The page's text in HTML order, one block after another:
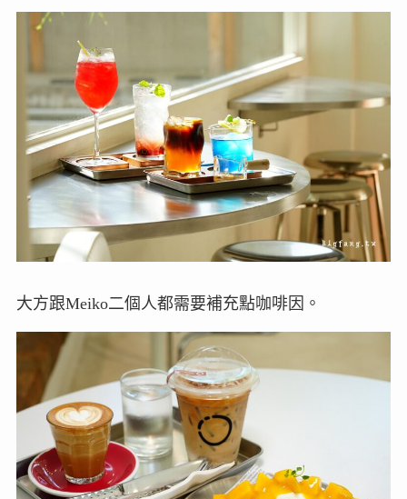
大方跟Meiko二個人都需要補充點咖啡因。